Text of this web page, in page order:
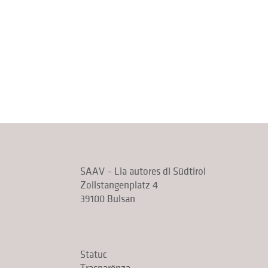
SAAV – Lia autores dl Südtirol
Zollstangenplatz 4
39100 Bulsan
Statuc